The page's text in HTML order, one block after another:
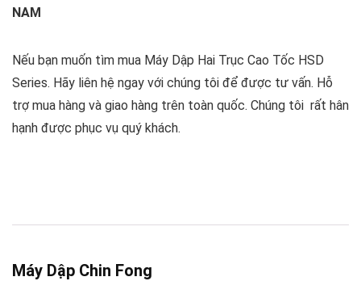
NAM
Nếu bạn muốn tìm mua Máy Dập Hai Trục Cao Tốc HSD
Series. Hãy liên hệ ngay với chúng tôi để được tư vấn. Hỗ
trợ mua hàng và giao hàng trên toàn quốc. Chúng tôi rất hân
hạnh được phục vụ quý khách.
Máy Dập Chin Fong